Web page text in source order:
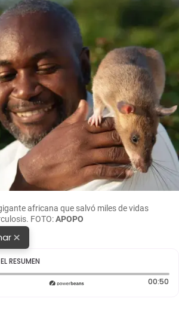
africana que salvó miles de vidas
FOTO:APOPO
×
RESUMEN
transcurrido: 0 segundos 00:50